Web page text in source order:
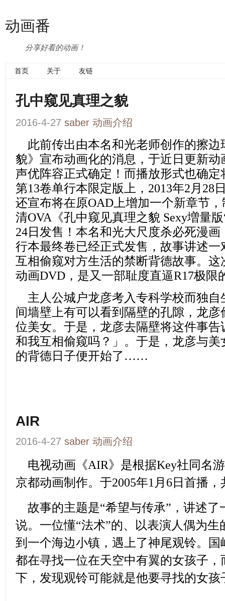
动画番
分享好看的动画！
首页 关于 友链
孔中窥见真理之貌
2016-4-27 saber 动画介绍
此前传出由本名和光老师创作的擦边
貌》 宣布动画化的消息，于近日更新
声优阵容正式确定！而播放形式也确
第13卷单行本限定版上，2013年2月28
还宣布将在原OAD上增加一个新章节
清OVA《孔中窥见真理之貌 Sexy増量
24日发售！本名和光大尺度杀必死漫
行本最终卷已经正式发售，故事讲述
互相偷窥对方生活的禁断背德故事。
动画DVD，是又一部耻度直逼R17极限
主人公城户龙彦考入专科学校而独
间墙壁上有可以看到隔壁的孔隙，龙
位美女。于是，龙彦去隔壁将这件事
和我互相偷窥吗？」。于是，龙彦与
的背德日子便开始了……
AIR
2016-4-27 saber 动画介绍
电视动画 《AIR》 是根据Key社同名
京都动画制作。于2005年1月6日首播，
故事的主题是“希望与传承”，讲述了
说。一位懂“法术”的、以表演人偶为
到一个海边小镇，遇上了神尾观铃。
都在寻找一位在天空中有翼的女孩子
下，发现观铃可能就是他要寻找的女